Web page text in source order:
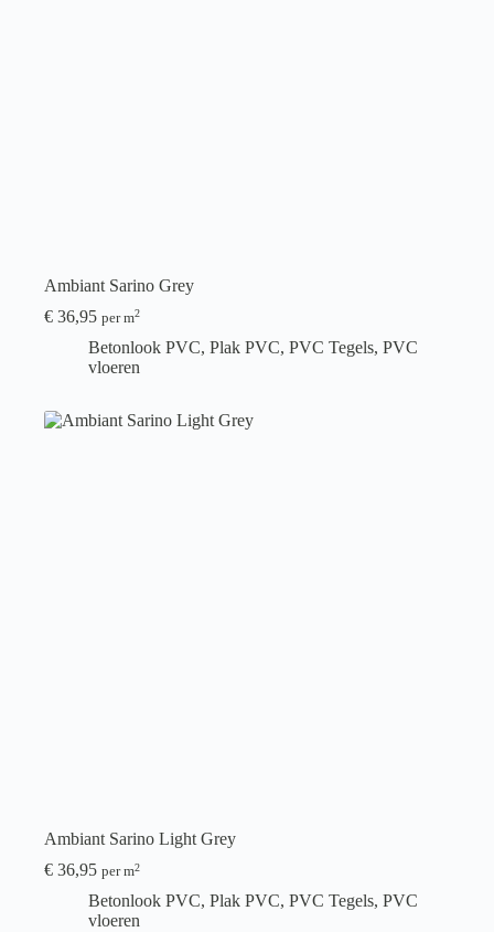
Ambiant Sarino Grey
€ 36,95 per m2
Betonlook PVC, Plak PVC, PVC Tegels, PVC
vloeren
Ambiant Sarino Light Grey
€ 36,95 per m2
Betonlook PVC, Plak PVC, PVC Tegels, PVC
vloeren